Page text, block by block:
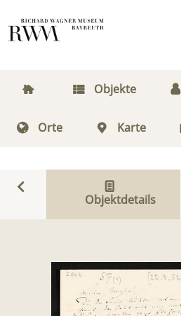
Objekte
Orte Karte
Objektdetails